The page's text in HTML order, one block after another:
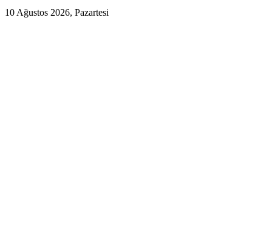
10 Ağustos 2026, Pazartesi